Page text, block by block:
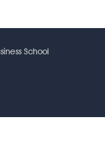
School